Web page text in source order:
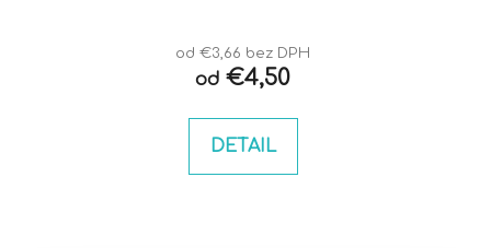
od €3,66 bez DPH
od €4,50
DETAIL